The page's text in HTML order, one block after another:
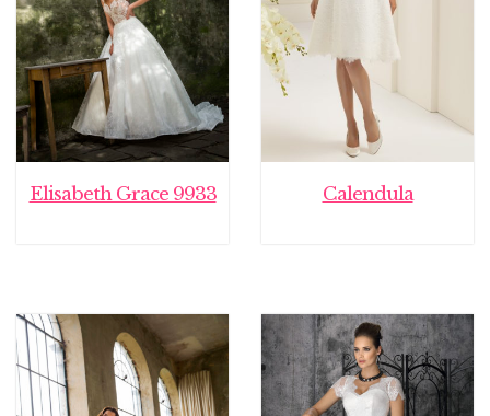
Elisabeth Grace 9933 Calendula